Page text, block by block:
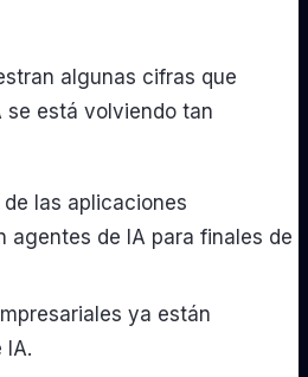
algunas cifras que
se está volviendo tan
las aplicaciones
agentes de IA para finales de
ya están
IA.